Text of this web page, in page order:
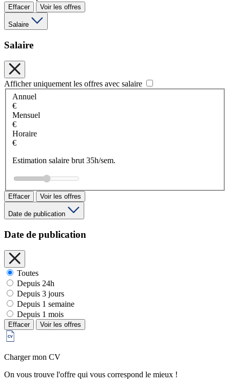
Effacer Voir les offres
Salaire
Salaire
Afficher uniquement les offres avec salaire
Annuel
€
Mensuel
€
Horaire
€
Estimation salaire brut 35h/sem.
Effacer Voir les offres
Date de publication
Date de publication
Toutes
Depuis 24h
Depuis 3 jours
Depuis 1 semaine
Depuis 1 mois
Effacer Voir les offres
Charger mon CV
On vous trouve l'offre qui vous correspond le mieux !